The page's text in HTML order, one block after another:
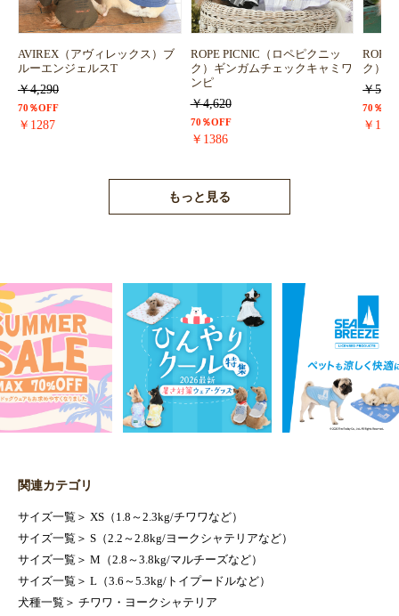
AVIREX（アヴィレックス）ブ
ルーエンジェルスT
￥4,290
70％OFF
￥1287
ROPE PICNIC（ロペピクニッ
ク）ギンガムチェックキャミワ
ンピ
￥4,620
70％OFF
￥1386
ROPE
ク）
￥
70％
￥
もっと見る
関連カテゴリ
サイズ一覧 ＞ XS（1.8～2.3kg/チワワなど）
サイズ一覧 ＞ S（2.2～2.8kg/ヨークシャテリアなど）
サイズ一覧 ＞ M（2.8～3.8kg/マルチーズなど）
サイズ一覧 ＞ L（3.6～5.3kg/トイプードルなど）
犬種一覧 ＞ チワワ・ヨークシャテリア